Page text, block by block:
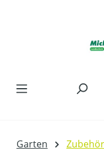
Garten